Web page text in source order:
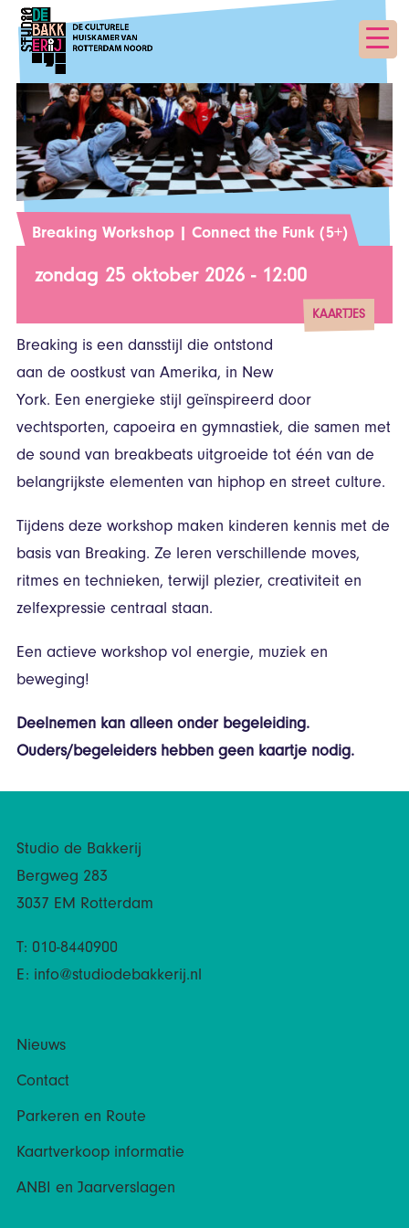
Breaking Workshop | Connect the Funk (5+)
zondag 25 oktober 2026 - 12:00
KAARTJES
Breaking is een dansstijl die ontstond
aan de oostkust van Amerika, in New
York. Een energieke stijl geïnspireerd door
vechtsporten, capoeira en gymnastiek, die samen met
de sound van breakbeats uitgroeide tot één van de
belangrijkste elementen van hiphop en street culture.
Tijdens deze workshop maken kinderen kennis met de
basis van Breaking. Ze leren verschillende moves,
ritmes en technieken, terwijl plezier, creativiteit en
zelfexpressie centraal staan.
Een actieve workshop vol energie, muziek en
beweging!
Deelnemen kan alleen onder begeleiding.
Ouders/begeleiders hebben geen kaartje nodig.
Studio de Bakkerij
Bergweg 283
3037 EM Rotterdam
T: 010-8440900
E: info@studiodebakkerij.nl
Nieuws
Contact
Parkeren en Route
Kaartverkoop informatie
ANBI en Jaarverslagen